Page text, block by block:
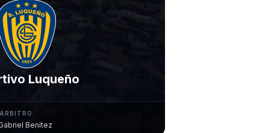
Luqueño
ÁRBITRO
Benítez